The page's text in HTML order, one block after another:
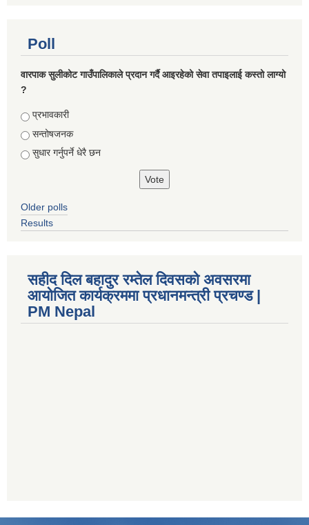
Poll
वारपाक सुलीकोट गाउँपालिकाले प्रदान गर्दै आइरहेको सेवा तपाइलाई कस्तो लाग्यो
?
Choices
प्रभावकारी
सन्तोषजनक
सुधार गर्नुपर्ने धेरै छन
Older polls
Results
सहीद दिल बहादुर रम्तेल दिवसको अवसरमा
आयोजित कार्यक्रममा प्रधानमन्त्री प्रचण्ड |
PM Nepal